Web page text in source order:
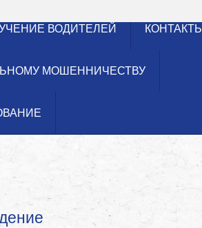
ВОДИТЕЛЕЙ КОНТАКТЫ
МОШЕННИЧЕСТВУ